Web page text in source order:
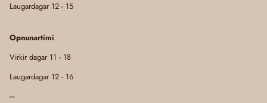
Laugardagar 12 - 15
Opnunartími
Virkir dagar 11 - 18
Laugardagar 12 - 16
---